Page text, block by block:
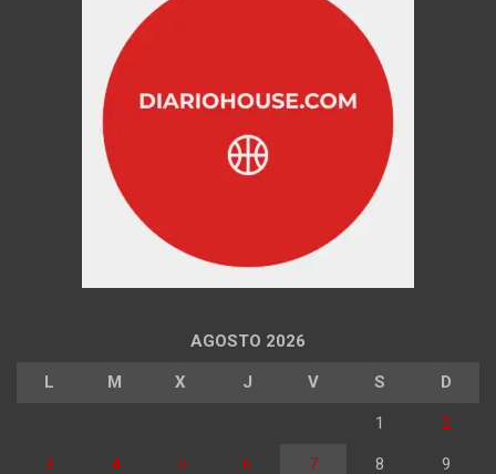
AGOSTO 2026
L M X J V S D
1 2
3 4 5 6 7 8 9